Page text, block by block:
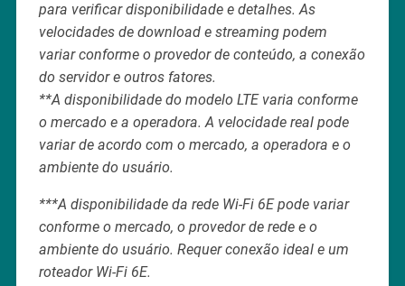
para verificar disponibilidade e detalhes. As
velocidades de download e streaming podem
variar conforme o provedor de conteúdo, a conexão
do servidor e outros fatores.
**A disponibilidade do modelo LTE varia conforme
o mercado e a operadora. A velocidade real pode
variar de acordo com o mercado, a operadora e o
ambiente do usuário.
***A disponibilidade da rede Wi-Fi 6E pode variar
conforme o mercado, o provedor de rede e o
ambiente do usuário. Requer conexão ideal e um
roteador Wi-Fi 6E.